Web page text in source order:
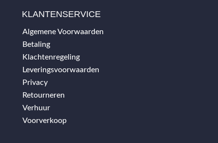
KLANTENSERVICE
Algemene Voorwaarden
Betaling
Klachtenregeling
Leveringsvoorwaarden
Privacy
Retourneren
Verhuur
Voorverkoop